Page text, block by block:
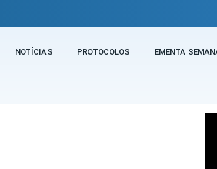
NOTÍCIAS PROTOCOLOS EMENTA